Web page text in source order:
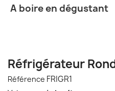
A boire en dégustant
Réfrigérateur
Référence FRIGR1